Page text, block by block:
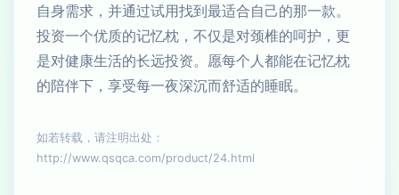
自身需求，并通过试用找到最适合自己的那一款。
投资一个优质的记忆枕，不仅是对颈椎的呵护，更
是对健康生活的长远投资。愿每个人都能在记忆枕
的陪伴下，享受每一夜深沉而舒适的睡眠。
如若转载，请注明出处：
http://www.qsqca.com/product/24.html